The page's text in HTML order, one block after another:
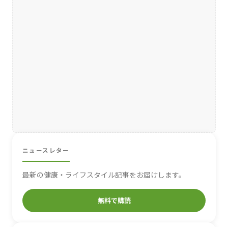
ニュースレター
最新の健康・ライフスタイル記事をお届けします。
無料で購読